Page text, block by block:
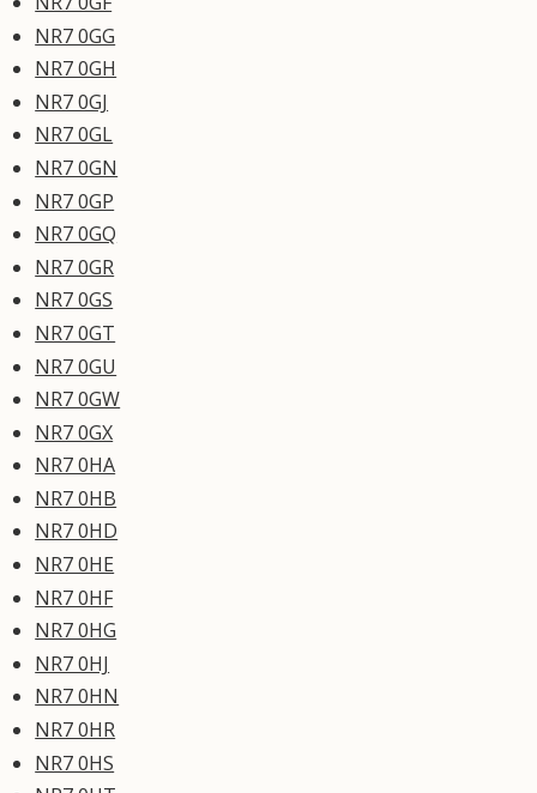
NR7 0GG
NR7 0GH
NR7 0GJ
NR7 0GL
NR7 0GN
NR7 0GP
NR7 0GQ
NR7 0GR
NR7 0GS
NR7 0GT
NR7 0GU
NR7 0GW
NR7 0GX
NR7 0HA
NR7 0HB
NR7 0HD
NR7 0HE
NR7 0HF
NR7 0HG
NR7 0HJ
NR7 0HN
NR7 0HR
NR7 0HS